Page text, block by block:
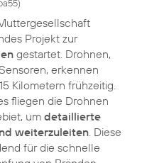
)
Projekt zur
gestartet. Drohnen,
erkennen
Kilometern frühzeitig.
fliegen die Drohnen
um detaillierte
weiterzuleiten. Diese
für die schnelle